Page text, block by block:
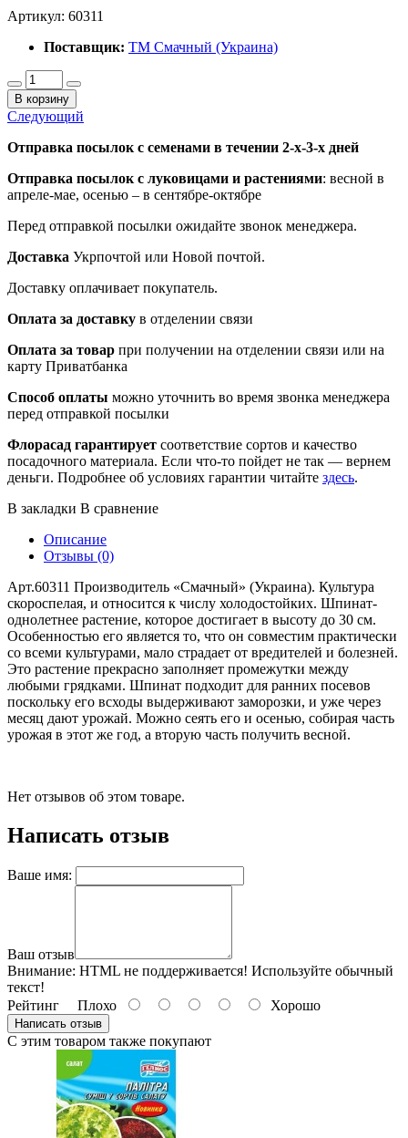
Артикул: 60311
Поставщик: ТМ Смачный (Украина)
В корзину
Следующий
Отправка посылок с семенами в течении 2-х-3-х дней
Отправка посылок с луковицами и растениями: весной в
апреле-мае, осенью – в сентябре-октябре
Перед отправкой посылки ожидайте звонок менеджера.
Доставка Укрпочтой или Новой почтой.
Доставку оплачивает покупатель.
Оплата за доставку в отделении связи
Оплата за товар при получении на отделении связи или на
карту Приватбанка
Способ оплаты можно уточнить во время звонка менеджера
перед отправкой посылки
Флорасад гарантирует соответствие сортов и качество
посадочного материала. Если что-то пойдет не так — вернем
деньги. Подробнее об условиях гарантии читайте здесь.
В закладки В сравнение
Описание
Отзывы (0)
Арт.60311 Производитель «Смачный» (Украина). Культура
скороспелая, и относится к числу холодостойких. Шпинат-
однолетнее растение, которое достигает в высоту до 30 см.
Особенностью его является то, что он совместим практически
со всеми культурами, мало страдает от вредителей и болезней.
Это растение прекрасно заполняет промежутки между
любыми грядками. Шпинат подходит для ранних посевов
поскольку его всходы выдерживают заморозки, и уже через
месяц дают урожай. Можно сеять его и осенью, собирая часть
урожая в этот же год, а вторую часть получить весной.
Нет отзывов об этом товаре.
Написать отзыв
Ваше имя:
Ваш отзыв
Внимание: HTML не поддерживается! Используйте обычный
текст!
Рейтинг Плохо Хорошо
Написать отзыв
С этим товаром также покупают